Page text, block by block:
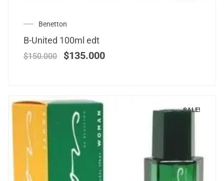
Benetton
B-United 100ml edt
$150.000 $135.000
SALE!